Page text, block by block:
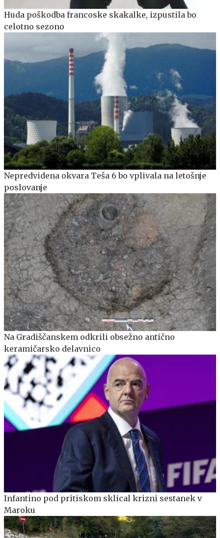
Huda poškodba francoske skakalke, izpustila bo
celotno sezono
Nepredvidena okvara Teša 6 bo vplivala na letošnje
poslovanje
Na Gradiščanskem odkrili obsežno antično
keramičarsko delavnico
Infantino pod pritiskom sklical krizni sestanek v
Maroku